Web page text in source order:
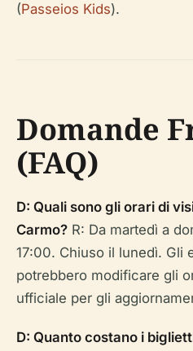
(Passeios Kids).
Domande
(FAQ)
D: Quali sono gli orari di
Carmo? R: Da martedì a
17:00. Chiuso il lunedì. Gli
potrebbero modificare gli
ufficiale per gli
D: Quanto costano i